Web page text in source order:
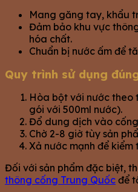
Mang găng tay, khẩu
Đảm bảo khu vực
hóa chất.
Chuẩn bị nước ấm để
Quy trình sử dụng
Hòa bột với nước theo
gói với 500ml nước).
Đổ dung dịch vào
Chờ 2-8 giờ tùy sản
Xả nước mạnh để kiểm
Đối với sản phẩm đặc biệt,
thông cống Trung Quốc để